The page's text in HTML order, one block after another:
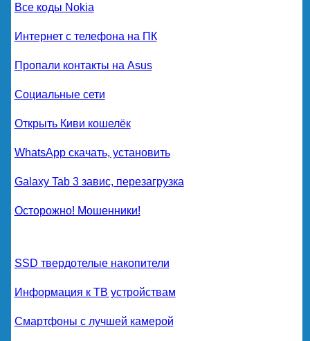
Все коды Nokia
Интернет с телефона на ПК
Пропали контакты на Asus
Социальные сети
Открыть Киви кошелёк
WhatsApp скачать, установить
Galaxy Tab 3 завис, перезагрузка
Осторожно! Мошенники!
SSD твердотелые накопители
Информация к ТВ устройствам
Смартфоны с лучшей камерой